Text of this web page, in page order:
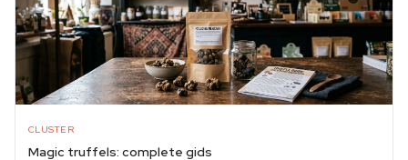
CLUSTER
Magic truffels: complete gids